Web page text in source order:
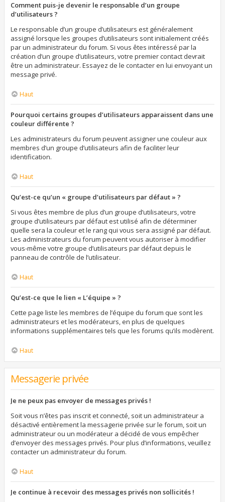
Comment puis-je devenir le responsable d’un groupe
d’utilisateurs ?
Le responsable d’un groupe d’utilisateurs est généralement
assigné lorsque les groupes d’utilisateurs sont initialement créés
par un administrateur du forum. Si vous êtes intéressé par la
création d’un groupe d’utilisateurs, votre premier contact devrait
être un administrateur. Essayez de le contacter en lui envoyant un
message privé.
Haut
Pourquoi certains groupes d’utilisateurs apparaissent dans une
couleur différente ?
Les administrateurs du forum peuvent assigner une couleur aux
membres d’un groupe d’utilisateurs afin de faciliter leur
identification.
Haut
Qu’est-ce qu’un « groupe d’utilisateurs par défaut » ?
Si vous êtes membre de plus d’un groupe d’utilisateurs, votre
groupe d’utilisateurs par défaut est utilisé afin de déterminer
quelle sera la couleur et le rang qui vous sera assigné par défaut.
Les administrateurs du forum peuvent vous autoriser à modifier
vous-même votre groupe d’utilisateurs par défaut depuis le
panneau de contrôle de l’utilisateur.
Haut
Qu’est-ce que le lien « L’équipe » ?
Cette page liste les membres de l’équipe du forum que sont les
administrateurs et les modérateurs, en plus de quelques
informations supplémentaires tels que les forums qu’ils modèrent.
Haut
Messagerie privée
Je ne peux pas envoyer de messages privés !
Soit vous n’êtes pas inscrit et connecté, soit un administrateur a
désactivé entièrement la messagerie privée sur le forum, soit un
administrateur ou un modérateur a décidé de vous empêcher
d’envoyer des messages privés. Pour plus d’informations, veuillez
contacter un administrateur du forum.
Haut
Je continue à recevoir des messages privés non sollicités !